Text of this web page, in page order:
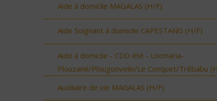
Aide à domicile MAGALAS (H/F)
Aide Soignant à domicile CAPESTANG (H/F)
Aide à domicile - CDD été - Locmaria-
Plouzané/Plougonvelin/Le Conquet/Trébabu
Auxiliaire de vie MAGALAS (H/F)